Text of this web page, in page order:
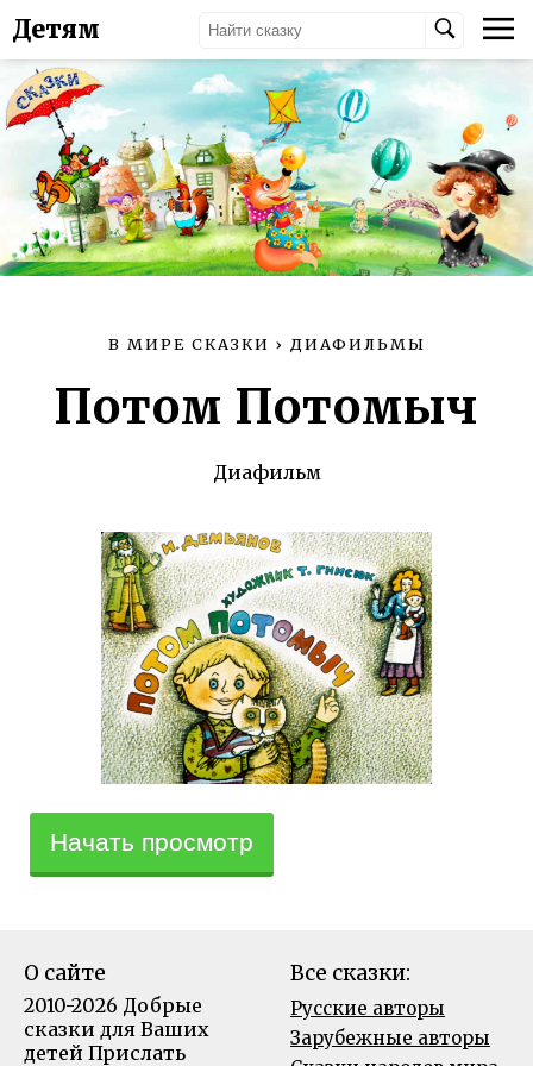
Детям
В МИРЕ СКАЗКИ › ДИАФИЛЬМЫ
Потом Потомыч
Диафильм
Начать просмотр
О сайте
2010-2026 Добрые
сказки для Ваших
детей Прислать
Все сказки:
Русские авторы
Зарубежные авторы